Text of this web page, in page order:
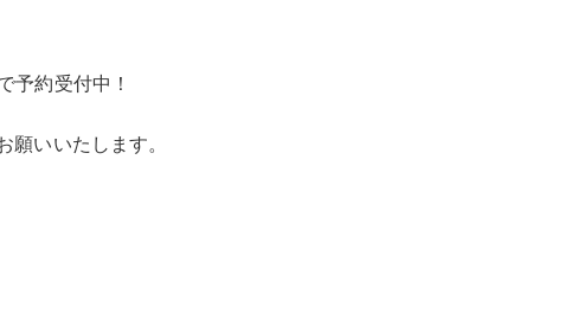
約受付中！
いいたします。